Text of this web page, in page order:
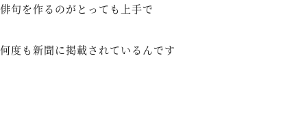
俳句を作るのがとっても上手で
何度も新聞に掲載されているんです